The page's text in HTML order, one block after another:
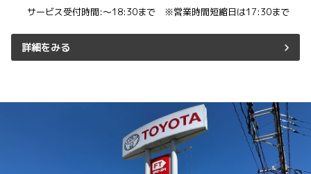
サービス受付時間:～18:30まで ※営業時間短縮日は17:30まで
詳細をみる